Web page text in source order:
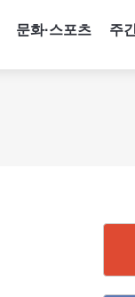
문화·스포츠 주